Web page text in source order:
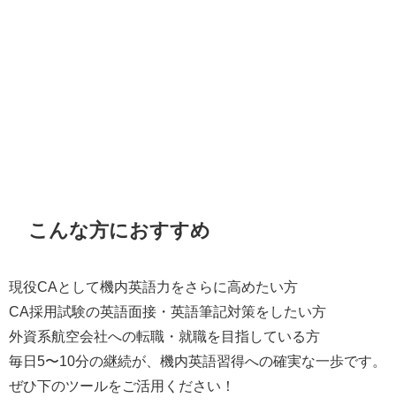
こんな方におすすめ
現役CAとして機内英語力をさらに高めたい方
CA採用試験の英語面接・英語筆記対策をしたい方
外資系航空会社への転職・就職を目指している方
毎日5〜10分の継続が、機内英語習得への確実な一歩です。
ぜひ下のツールをご活用ください！